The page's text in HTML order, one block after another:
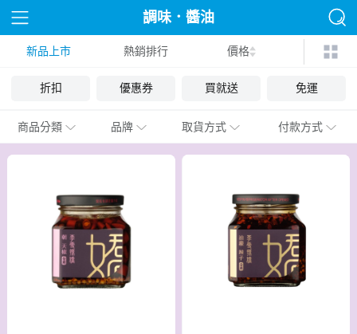
調味．醬油
新品上市 熱銷排行 價格
折扣 優惠券 買就送 免運
商品分類 品牌 取貨方式 付款方式